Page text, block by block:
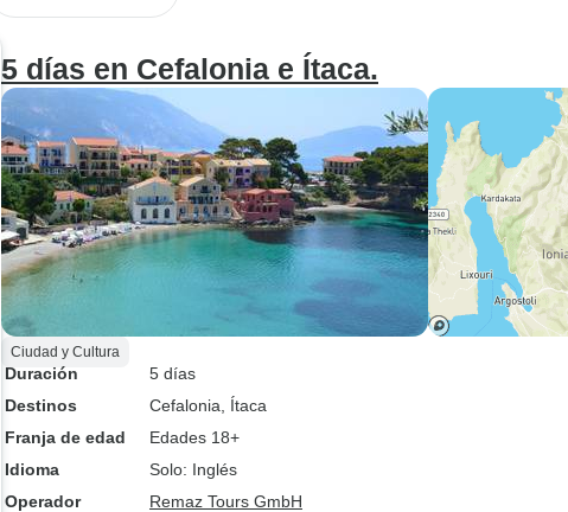
5 días en Cefalonia e Ítaca.
Ciudad y Cultura
Duración
5 días
Destinos
Cefalonia , Ítaca
Franja de edad
Edades 18+
Idioma
Solo: Inglés
Operador
Remaz Tours GmbH